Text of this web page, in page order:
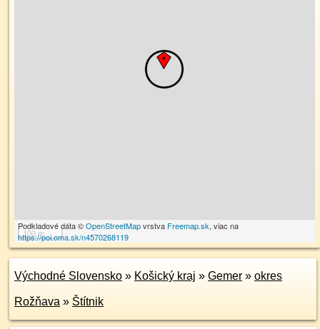
100 m
Podkladové dáta ©OpenStreetMapvrstva Freemap.sk, viac na
https://poi.oma.sk/n4570268119
Východné Slovensko » Košický kraj » Gemer » okres
Rožňava » Štítnik